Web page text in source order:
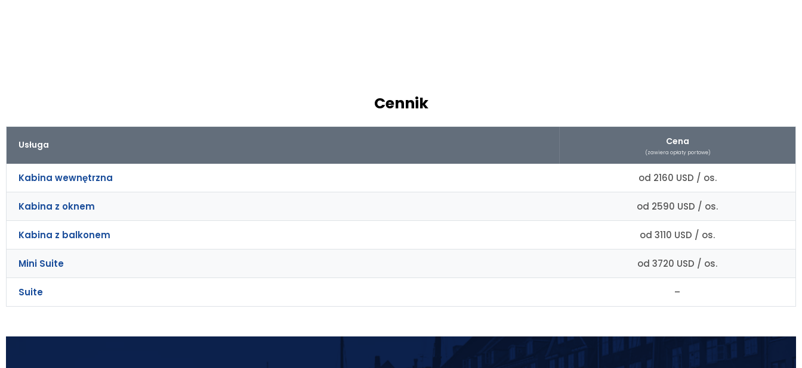
Cennik
Usługa Cena
(zawiera opłaty portowe)
Kabina wewnętrzna od 2160 USD / os.
Kabina z oknem od 2590 USD / os.
Kabina z balkonem od 3110 USD / os.
Mini Suite od 3720 USD / os.
Suite –